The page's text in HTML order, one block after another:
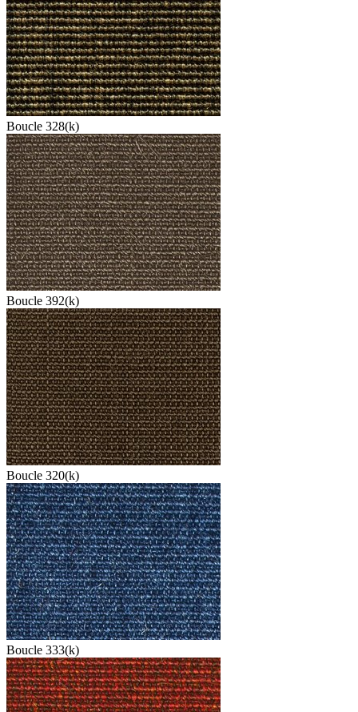
Boucle 328(k)
Boucle 392(k)
Boucle 320(k)
Boucle 333(k)